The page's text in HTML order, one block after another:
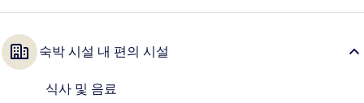
숙박 시설 내 편의 시설
식사 및 음료